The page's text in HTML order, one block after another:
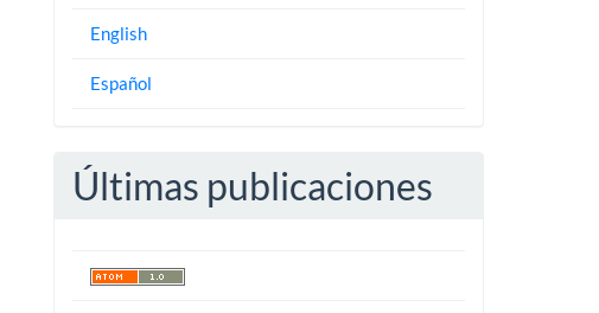
English
Español
Últimas publicaciones